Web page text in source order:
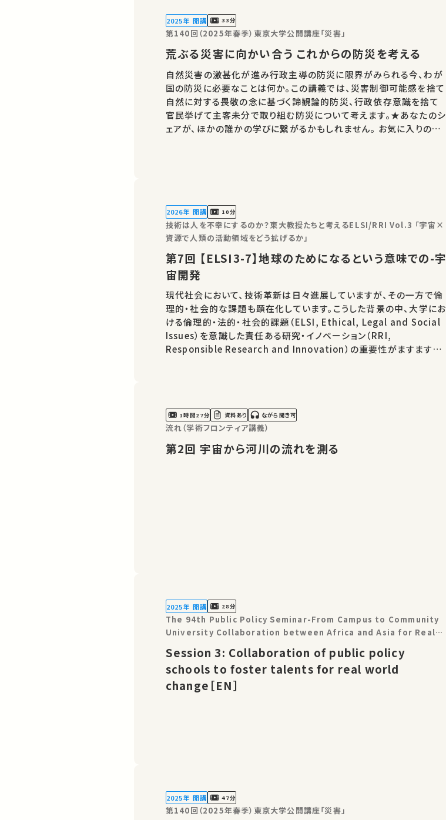
2025年 開講 33分
第140回（2025年春季）東京大学公開講座「災害」
荒ぶる災害に向かい合う これからの防災を考える
自然災害の激甚化が進み行政主導の防災に限界がみられる今、わが
国の防災に必要なことは何か。この講義では、災害制御可能感を捨て
自然に対する畏敬の念に基づく諦観論的防災、行政依存意識を捨て
官民挙げて主客未分で取り組む防災について考えます。★あなたのシ
ェアが、ほかの誰かの学びに繋がるかもしれません。 お気に入りの講
2026年 開講 10分
技術は人を不幸にするのか？東大教授たちと考えるELSI/RRI Vol.3 「宇宙×
資源で人類の活動領域をどう拡げるか」
第7回 【ELSI3-7】地球のためになるという意味での-宇
宙開発
現代社会において、技術革新は日々進展していますが、その一方で倫
理的・社会的な課題も顕在化しています。こうした背景の中、大学にお
ける倫理的・法的・社会的課題（ELSI, Ethical, Legal and Social
Issues）を意識した責任ある研究・イノベーション（RRI,
Responsible Research and Innovation）の重要性がますます高
1時間27分 資料あり ながら聞き可
流れ（学術フロンティア講義）
第2回 宇宙から河川の流れを測る
2025年 開講 28分
The 94th Public Policy Seminar-From Campus to Community
University Collaboration between Africa and Asia for Real-
Session 3: Collaboration of public policy
schools to foster talents for real world
change［EN］
2025年 開講 47分
第140回（2025年春季）東京大学公開講座「災害」